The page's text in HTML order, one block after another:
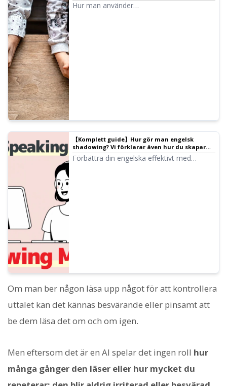
lyssningsmaterial och långa texter smidigare
med talsyntes! | Text-till-tal-programvara
Hur man använder
【Komplett guide】Hur gör man engelsk
shadowing? Vi förklarar även hur du skapar
läromedel gratis! | Text-till-tal-programvara
Ondoku
Förbättra din engelska effektivt med
Om man ber någon läsa upp något för att kontrollera
uttalet kan det kännas besvärande eller pinsamt att
be dem läsa det om och om igen.
Men eftersom det är en AI spelar det ingen roll hur
många gånger den läser eller hur mycket du